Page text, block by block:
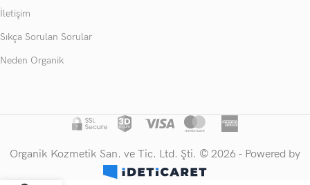
İletişim
Sıkça Sorulan Sorular
Neden Organik
Organik Kozmetik San. ve Tic. Ltd. Şti. © 2026 - Powered by